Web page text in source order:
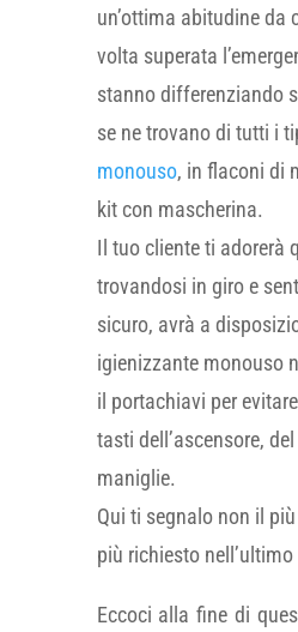
un’ottima abitudine da
volta superata
stanno differenziando
se ne trovano di tutti i
monouso, in flaconi di
kit con mascherina.
Il tuo cliente ti adorerà
trovandosi in giro e
sicuro, avrà a
igienizzante monouso
il portachiavi per
tasti dell’ascensore,
maniglie.
Qui ti segnalo non il
più richiesto nell’ultimo
Eccoci alla fine di